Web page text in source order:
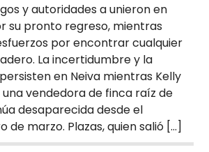
y autoridades a unieron en
su pronto regreso, mientras
por encontrar cualquier
La incertidumbre y la
en Neiva mientras Kelly
una vendedora de finca raíz de
desaparecida desde el
de marzo. Plazas, quien salió […]